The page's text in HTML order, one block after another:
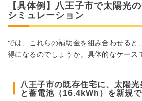
【具体例】八王子市で太陽光
シミュレーション
では、これらの補助金を組み合わせると
得になるのでしょうか。具体的なケース
八王子市の既存住宅に、太陽光
と蓄電池（16.4kWh）を新規